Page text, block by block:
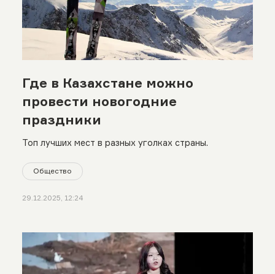
Где в Казахстане можно
провести новогодние
праздники
Топ лучших мест в разных уголках страны.
Общество
29.12.2025, 12:24